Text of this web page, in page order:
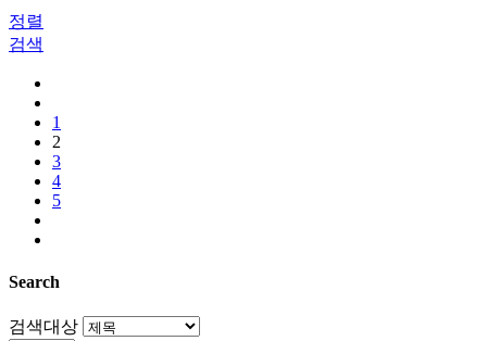
정렬
검색
1
2
3
4
5
Search
검색대상